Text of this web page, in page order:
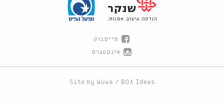
פייסבוק
אינסטגרם
Site by Wuwa / BOA Ideas